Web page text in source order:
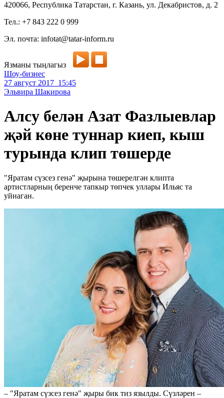
420066, Республика Татарстан, г. Казань, ул. Декабристов, д. 2
Тел.: +7 843 222 0 999
Эл. почта: infotat@tatar-inform.ru
Язманы тыңлагыз
Шоу-бизнес
27 август 2017 15:45
Эльвира Шакирова
Алсу белән Азат Фазлыевлар
җәй көне туннар киеп, кыш
турында клип төшерде
"Яратам сүзсез генә" җырына төшерелгән клипта
артистларның беренче тапкыр төпчек уллары Ильяс та
уйнаган.
– "Яратам сүзсез генә" җыры бик тиз язылды. Сүзләрен –